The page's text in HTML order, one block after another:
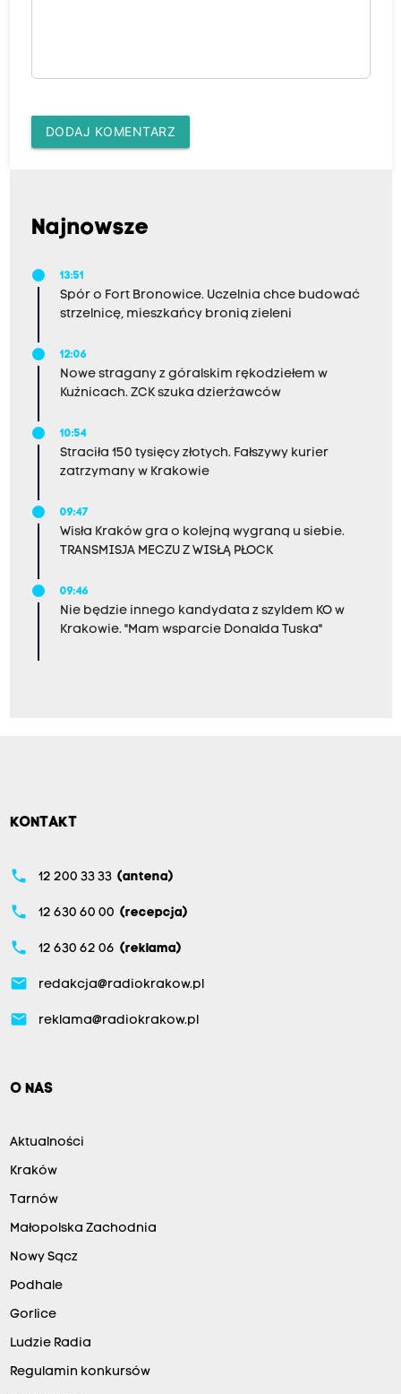
DODAJ KOMENTARZ
Najnowsze
13:51
Spór o Fort Bronowice. Uczelnia chce budować
strzelnicę, mieszkańcy bronią zieleni
12:06
Nowe stragany z góralskim rękodziełem w
Kuźnicach. ZCK szuka dzierżawców
10:54
Straciła 150 tysięcy złotych. Fałszywy kurier
zatrzymany w Krakowie
09:47
Wisła Kraków gra o kolejną wygraną u siebie.
TRANSMISJA MECZU Z WISŁĄ PŁOCK
09:46
Nie będzie innego kandydata z szyldem KO w
Krakowie. "Mam wsparcie Donalda Tuska"
KONTAKT
phone 12 200 33 33 (antena)
phone 12 630 60 00 (recepcja)
phone 12 630 62 06 (reklama)
email redakcja@radiokrakow.pl
email reklama@radiokrakow.pl
O NAS
Aktualności
Kraków
Tarnów
Małopolska Zachodnia
Nowy Sącz
Podhale
Gorlice
Ludzie Radia
Regulamin konkursów